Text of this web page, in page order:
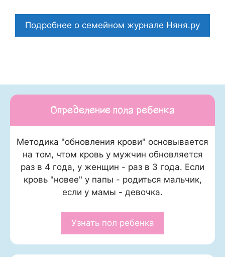
Подробнее о семейном журнале Няня.ру
Определение пола ребенка
Методика "обновления крови" основывается
на том, чтом кровь у мужчин обновляется
раз в 4 года, у женщин - раз в 3 года. Если
кровь "новее" у папы - родиться мальчик,
если у мамы - девочка.
Узнать пол ребенка